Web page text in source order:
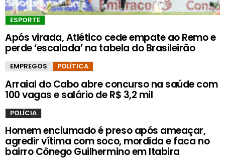
ESPORTE
Após virada, Atlético cede empate ao Remo e
perde ‘escalada’ na tabela do Brasileirão
EMPREGOS POLÍTICA
Arraial do Cabo abre concurso na saúde com
100 vagas e salário de R$ 3,2 mil
POLÍCIA
Homem enciumado é preso após ameaçar,
agredir vítima com soco, mordida e faca no
bairro Cônego Guilhermino em Itabira